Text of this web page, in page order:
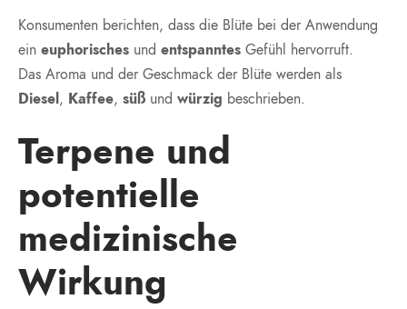
Konsumenten berichten, dass die Blüte bei der Anwendung
ein euphorisches und entspanntes Gefühl hervorruft.
Das Aroma und der Geschmack der Blüte werden als
Diesel, Kaffee, süß und würzig beschrieben.
Terpene und
potentielle
medizinische
Wirkung